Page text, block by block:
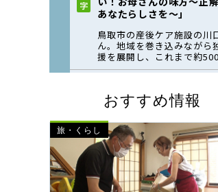
おすすめ情報
旅・くらし